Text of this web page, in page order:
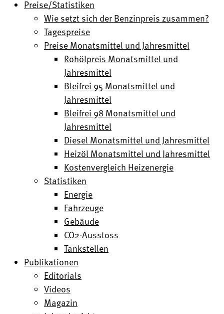
Preise/Statistiken
Wie setzt sich der Benzinpreis zusammen?
Tagespreise
Preise Monatsmittel und Jahresmittel
Rohölpreis Monatsmittel und
Jahresmittel
Bleifrei 95 Monatsmittel und
Jahresmittel
Bleifrei 98 Monatsmittel und
Jahresmittel
Diesel Monatsmittel und Jahresmittel
Heizöl Monatsmittel und Jahresmittel
Kostenvergleich Heizenergie
Statistiken
Energie
Fahrzeuge
Gebäude
CO2-Ausstoss
Tankstellen
Publikationen
Editorials
Videos
Magazin